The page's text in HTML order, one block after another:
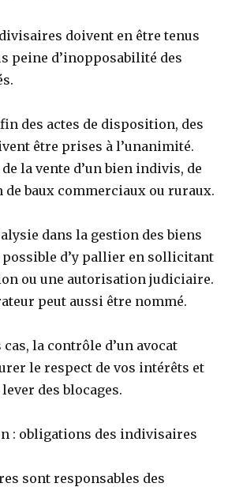
doivent en être tenus
peine d’inopposabilité des
des actes de disposition, des
être prises à l’unanimité.
la vente d’un bien indivis, de
baux commerciaux ou ruraux.
dans la gestion des biens
d’y pallier en sollicitant
ou une autorisation judiciaire.
peut aussi être nommé.
cas, la contrôle d’un avocat
le respect de vos intérêts et
des blocages.
: obligations des indivisaires
sont responsables des